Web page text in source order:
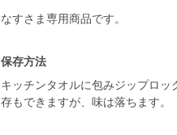
保存方法
キッチンタオルに包みジップロ
存もできますが、味は落ちます。